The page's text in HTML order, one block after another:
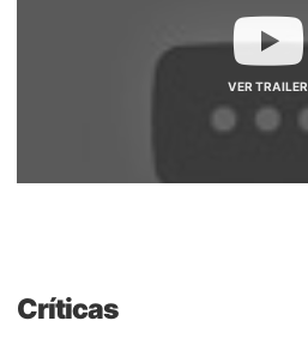
VER TRAILER
Críticas